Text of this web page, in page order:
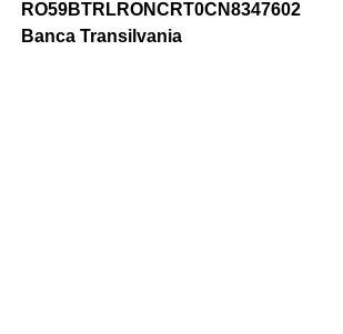
RO59BTRLRONCRT0CN8347602
Banca Transilvania